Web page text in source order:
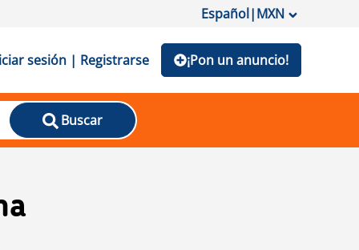
Español|MXN
sesión | Registrarse ¡Pon un anuncio!
Buscar